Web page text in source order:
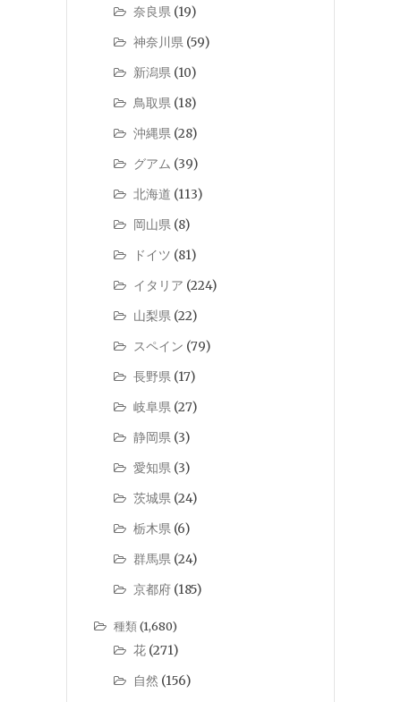
奈良県 (19)
神奈川県 (59)
新潟県 (10)
鳥取県 (18)
沖縄県 (28)
グアム (39)
北海道 (113)
岡山県 (8)
ドイツ (81)
イタリア (224)
山梨県 (22)
スペイン (79)
長野県 (17)
岐阜県 (27)
静岡県 (3)
愛知県 (3)
茨城県 (24)
栃木県 (6)
群馬県 (24)
京都府 (185)
種類(1,680)
花 (271)
自然 (156)